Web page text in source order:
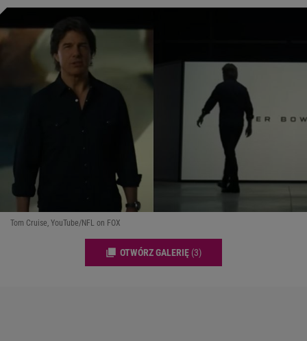
Tom Cruise, YouTube/NFL on FOX
OTWÓRZ GALERIĘ (3)